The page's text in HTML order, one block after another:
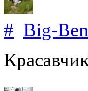
# Big-Ben